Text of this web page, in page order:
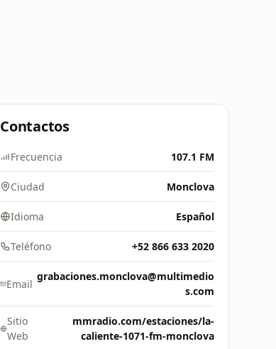
Contactos
Frecuencia 107.1 FM
Ciudad Monclova
Idioma Español
Teléfono +52 866 633 2020
Email
grabaciones.monclova@multimedio
s.com
Sitio
Web
mmradio.com/estaciones/la-
caliente-1071-fm-monclova